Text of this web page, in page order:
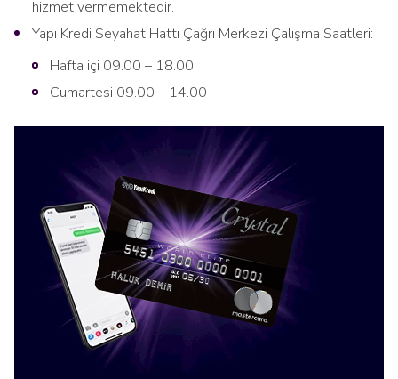
hizmet vermemektedir.
Yapı Kredi Seyahat Hattı Çağrı Merkezi Çalışma Saatleri:
Hafta içi 09.00 – 18.00
Cumartesi 09.00 – 14.00